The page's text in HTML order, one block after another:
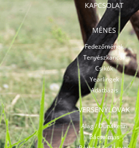
KAPCSOLAT
MÉNES
Fedezőmének
Tenyészkancák
Csikók
Yearlingek
Adatbázis
VERSENYLOVAK
Alag / Dunakeszi
Bácsalmás